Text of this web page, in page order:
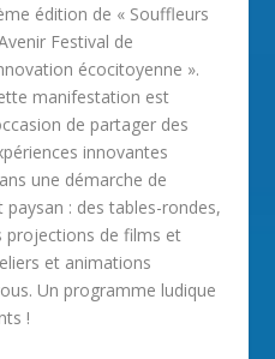
édition de « Souffleurs
Festival de
écocitoyenne ».
manifestation est
de partager des
innovantes
une démarche de
: des tables-rondes,
projections de films et
et animations
Un programme ludique
!